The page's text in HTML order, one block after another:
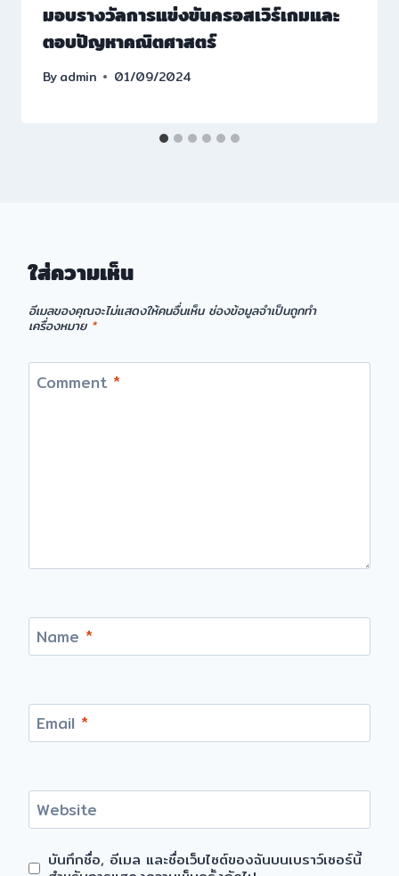
มอบรางวัลการแข่งขันครอสเวิร์เกมและ
ตอบปัญหาคณิตศาสตร์
Byadmin 01/09/2024
ใส่ความเห็น
อีเมลของคุณจะไม่แสดงให้คนอื่นเห็น ช่องข้อมูลจำเป็นถูกทำ
เครื่องหมาย *
Comment *
Name *
Email *
Website
บันทึกชื่อ, อีเมล และชื่อเว็บไซต์ของฉันบนเบราว์เซอร์นี้